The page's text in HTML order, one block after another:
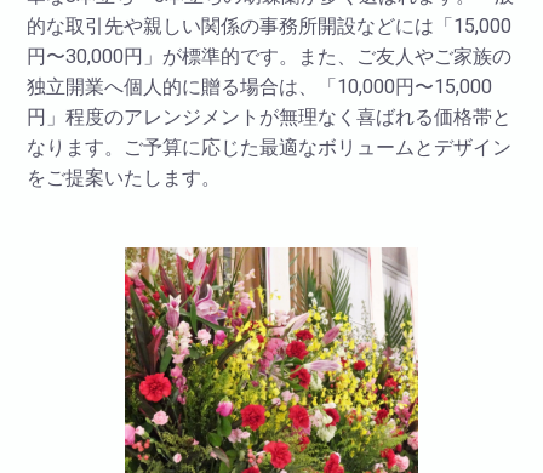
的な取引先や親しい関係の事務所開設などには「15,000
円〜30,000円」が標準的です。また、ご友人やご家族の
独立開業へ個人的に贈る場合は、「10,000円〜15,000
円」程度のアレンジメントが無理なく喜ばれる価格帯と
なります。ご予算に応じた最適なボリュームとデザイン
をご提案いたします。